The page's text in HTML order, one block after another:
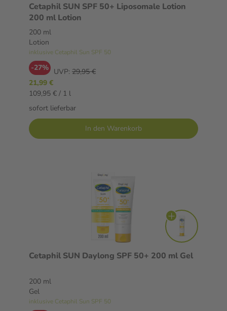
Cetaphil SUN SPF 50+ Liposomale Lotion
200 ml Lotion
200 ml
Lotion
inklusive Cetaphil Sun SPF 50
-27% UVP: 29,95 €
21,99 €
109,95 € / 1 l
sofort lieferbar
In den Warenkorb
Cetaphil SUN Daylong SPF 50+ 200 ml Gel
200 ml
Gel
inklusive Cetaphil Sun SPF 50